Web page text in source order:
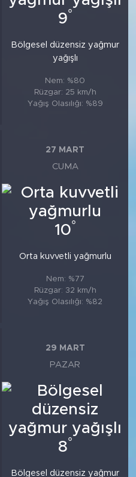
9°
Bölgesel düzensiz yağmur
yağışlı
Nem: %80
Rüzgar: 25 km/h
Yağış Olasılığı: %89
27 MART
CUMA
10°
Orta kuvvetli yağmurlu
Nem: %77
Rüzgar: 32 km/h
Yağış Olasılığı: %82
29 MART
PAZAR
8°
Bölgesel düzensiz yağmur